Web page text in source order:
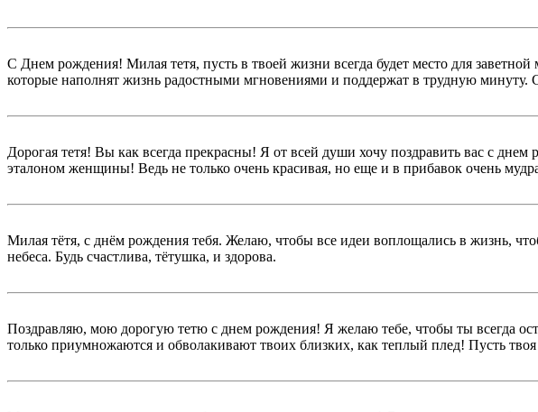
С Днем рождения! Милая тетя, пусть в твоей жизни всегда будет место для
которые наполнят жизнь радостными мгновениями и поддержат в трудную
Дорогая тетя! Вы как всегда прекрасны! Я от всей души хочу поздравить вас с
эталоном женщины! Ведь не только очень красивая, но еще и в прибавок очень
Милая тётя, с днём рождения тебя. Желаю, чтобы все идеи воплощались в жизнь,
небеса. Будь счастлива, тётушка, и здорова.
Поздравляю, мою дорогую тетю с днем рождения! Я желаю тебе, чтобы ты всегда
только приумножаются и обволакивают твоих близких, как теплый плед! Пусть